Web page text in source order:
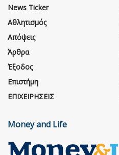
News Ticker
Αθλητισμός
Απόψεις
Άρθρα
Έξοδος
Επιστήμη
ΕΠΙΧΕΙΡΗΣΕΙΣ
Money and Life